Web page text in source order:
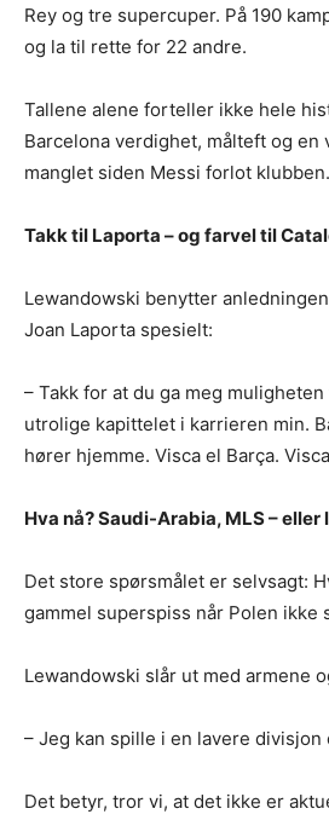
Rey og tre supercuper. På 190
og la til rette for 22 andre.
Tallene alene forteller ikke hele
Barcelona verdighet, målteft og en
manglet siden Messi forlot klubben.
Takk til Laporta – og farvel til
Lewandowski benytter
Joan Laporta spesielt:
– Takk for at du ga meg
utrolige kapittelet i karrieren min.
hører hjemme. Visca el Barça.
Hva nå? Saudi-Arabia, MLS –
Det store spørsmålet er selvsagt:
gammel superspiss når Polen ikke
Lewandowski slår ut med armene
– Jeg kan spille i en lavere divisjon
Det betyr, tror vi, at det ikke er